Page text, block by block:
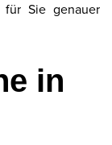
Sie genauer
in